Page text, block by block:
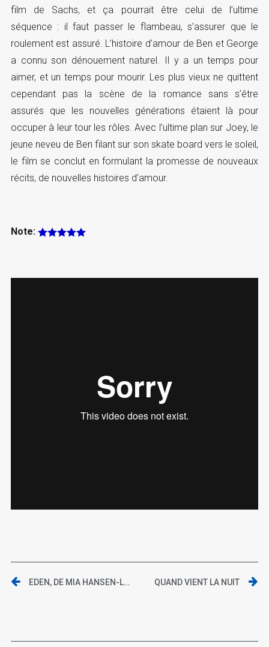
film de Sachs, et ça pourrait être celui de l’ultime
séquence : il faut passer le flambeau, s’assurer que le
roulement est assuré. L’histoire d’amour de Ben et George
a connu son dénouement naturel. Il y a un temps pour
aimer, et un temps pour mourir. Les plus vieux ne quittent
cependant pas la scène de la romance sans s’être
assurés que les nouvelles générations étaient là pour
occuper à leur tour les rôles. Avec l’ultime plan sur Joey, le
jeune neveu de Ben filant sur son skate board vers le soleil,
le film se conclut en formulant la promesse de nouveaux
récits, de nouvelles histoires d’amour.
Note:
EDEN, DE MIA HANSEN-LØVE | GAGNEZ DES PLACES DE CINÉMA ! QUAND VIENT LA NUIT